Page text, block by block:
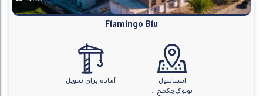
Flamingo Blu
استانبول
بویوک‌چکمج...
آماده برای تحویل